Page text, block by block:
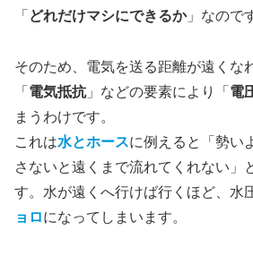
「 どれだけマシにできるか」なので
そのため、電気を送る距離が遠くな
「 電気抵抗」などの要素により「 電
まうわけです。
これは水とホースに例えると「勢い
さないと遠くまで流れてくれない」
す。水が遠くへ行けば行くほど、水
ョロになってしまいます。